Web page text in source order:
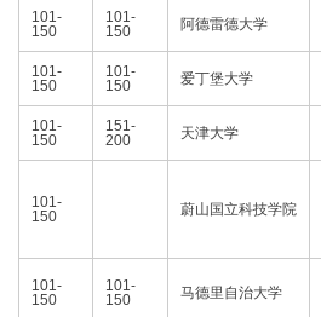
101-
150
101-
150
阿德雷德大学
101-
150
101-
150
爱丁堡大学
101-
150
151-
200
天津大学
101-
150
蔚山国立科技学院
101-
150
101-
150
马德里自治大学